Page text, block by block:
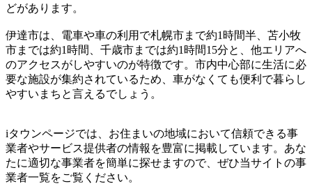
どがあります。
伊達市は、電車や車の利用で札幌市まで約1時間半、苫小牧
市までは約1時間、千歳市までは約1時間15分と、他エリアへ
のアクセスがしやすいのが特徴です。市内中心部に生活に必
要な施設が集約されているため、車がなくても便利で暮らし
やすいまちと言えるでしょう。
iタウンページでは、お住まいの地域において信頼できる事
業者やサービス提供者の情報を豊富に掲載しています。あな
たに適切な事業者を簡単に探せますので、ぜひ当サイトの事
業者一覧をご覧ください。